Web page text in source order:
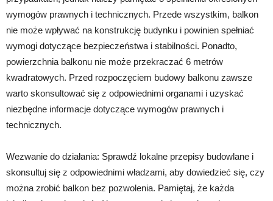
wymogów prawnych i technicznych. Przede wszystkim, balkon
nie może wpływać na konstrukcję budynku i powinien spełniać
wymogi dotyczące bezpieczeństwa i stabilności. Ponadto,
powierzchnia balkonu nie może przekraczać 6 metrów
kwadratowych. Przed rozpoczęciem budowy balkonu zawsze
warto skonsultować się z odpowiednimi organami i uzyskać
niezbędne informacje dotyczące wymogów prawnych i
technicznych.
Wezwanie do działania: Sprawdź lokalne przepisy budowlane i
skonsultuj się z odpowiednimi władzami, aby dowiedzieć się, czy
można zrobić balkon bez pozwolenia. Pamiętaj, że każda